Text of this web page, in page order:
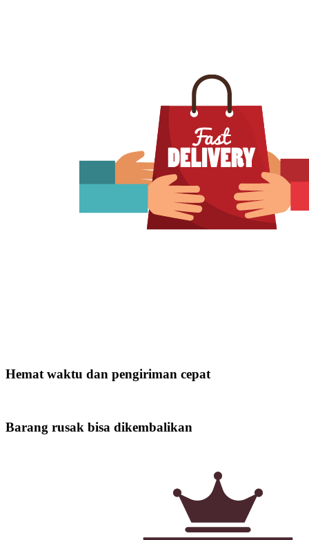
Hemat waktu dan pengiriman cepat
Barang rusak bisa dikembalikan